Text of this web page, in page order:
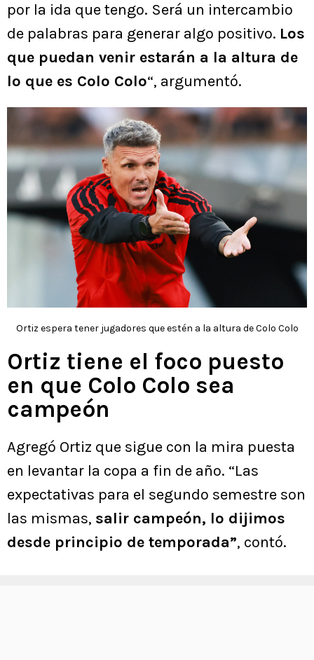
por la ida que tengo. Será un intercambio
de palabras para generar algo positivo. Los
que puedan venir estarán a la altura de
lo que es Colo Colo“, argumentó.
Ortiz espera tener jugadores que estén a la altura de Colo Colo
Ortiz tiene el foco puesto
en que Colo Colo sea
campeón
Agregó Ortiz que sigue con la mira puesta
en levantar la copa a fin de año. “Las
expectativas para el segundo semestre son
las mismas, salir campeón, lo dijimos
desde principio de temporada”, contó.